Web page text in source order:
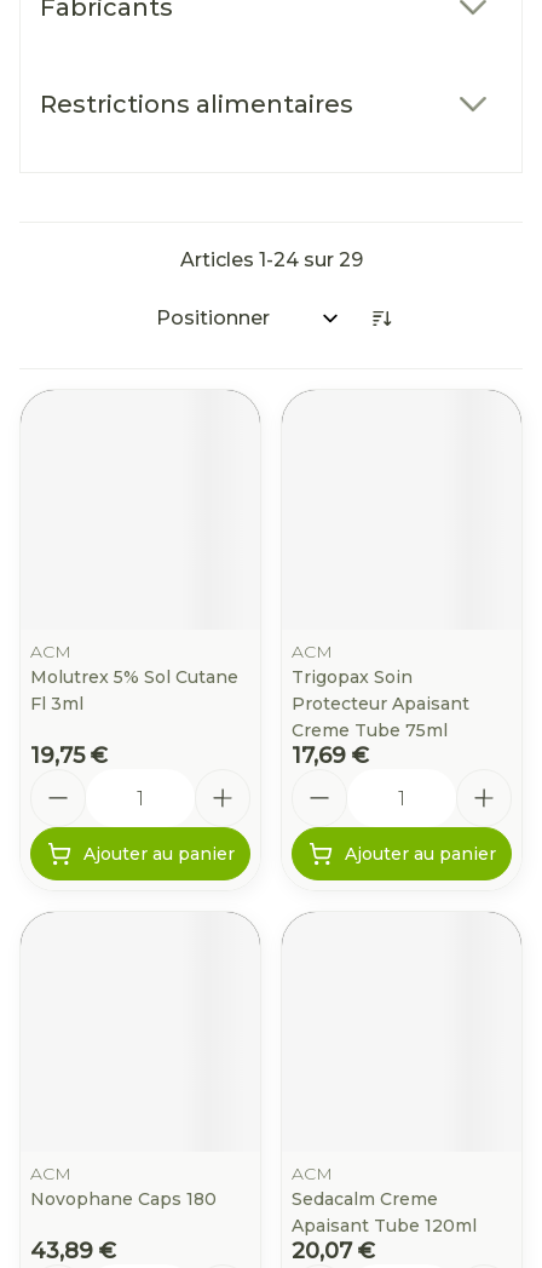
Fabricants
Restrictions alimentaires
Articles 1-24sur 29
Trier par:
ACM
Molutrex 5% Sol Cutane
Fl 3ml
19,75 €
Ajouter au panier
ACM
Trigopax Soin
Protecteur Apaisant
Creme Tube 75ml
17,69 €
Ajouter au panier
ACM
Novophane Caps 180
43,89 €
ACM
Sedacalm Creme
Apaisant Tube 120ml
20,07 €